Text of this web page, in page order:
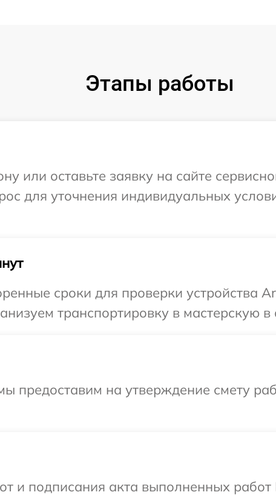
Этапы работы
или оставьте заявку на сайте
для уточнения индивидуальных
сроки для проверки устройства
транспортировку в мастерскую
предоставим на утверждение смету
и подписания акта выполненных